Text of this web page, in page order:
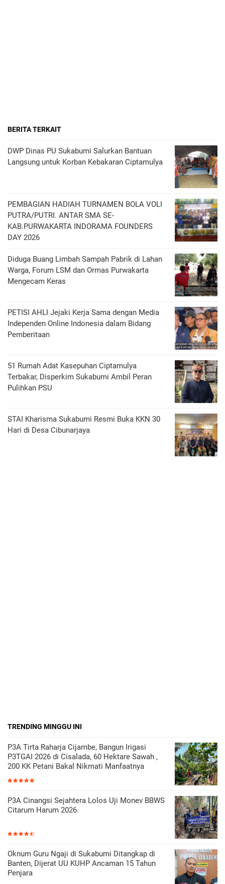
BERITA TERKAIT
DWP Dinas PU Sukabumi Salurkan Bantuan
Langsung untuk Korban Kebakaran Ciptamulya
PEMBAGIAN HADIAH TURNAMEN BOLA VOLI
PUTRA/PUTRI. ANTAR SMA SE-
KAB.PURWAKARTA INDORAMA FOUNDERS
DAY 2026
Diduga Buang Limbah Sampah Pabrik di Lahan
Warga, Forum LSM dan Ormas Purwakarta
Mengecam Keras
PETISI AHLI Jejaki Kerja Sama dengan Media
Independen Online Indonesia dalam Bidang
Pemberitaan
51 Rumah Adat Kasepuhan Ciptamulya
Terbakar, Disperkim Sukabumi Ambil Peran
Pulihkan PSU
STAI Kharisma Sukabumi Resmi Buka KKN 30
Hari di Desa Cibunarjaya
TRENDING MINGGU INI
P3A Tirta Raharja Cijambe, Bangun Irigasi
P3TGAI 2026 di Cisalada, 60 Hektare Sawah ,
200 KK Petani Bakal Nikmati Manfaatnya
P3A Cinangsi Sejahtera Lolos Uji Monev BBWS
Citarum Harum 2026.
Oknum Guru Ngaji di Sukabumi Ditangkap di
Banten, Dijerat UU KUHP Ancaman 15 Tahun
Penjara